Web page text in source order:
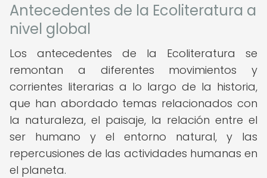
Antecedentes de la Ecoliteratura a
nivel global
Los antecedentes de la Ecoliteratura se
remontan a diferentes movimientos y
corrientes literarias a lo largo de la historia,
que han abordado temas relacionados con
la naturaleza, el paisaje, la relación entre el
ser humano y el entorno natural, y las
repercusiones de las actividades humanas en
el planeta.